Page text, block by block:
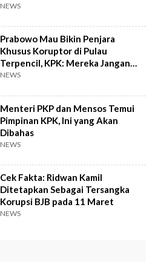
NEWS
Prabowo Mau Bikin Penjara
Khusus Koruptor di Pulau
Terpencil, KPK: Mereka Jangan
Dikasih Makan!
NEWS
Menteri PKP dan Mensos Temui
Pimpinan KPK, Ini yang Akan
Dibahas
NEWS
Cek Fakta: Ridwan Kamil
Ditetapkan Sebagai Tersangka
Korupsi BJB pada 11 Maret
NEWS